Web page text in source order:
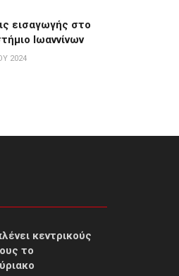
εισαγωγής στο
Ιωαννίνων
2024
κεντρικούς
το